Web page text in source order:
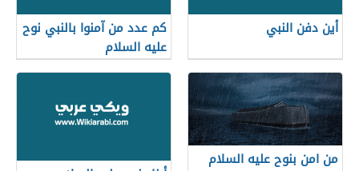
أين دفن النبي
كم عدد من آمنوا بالنبي نوح
عليه السلام
من امن بنوح عليه السلام